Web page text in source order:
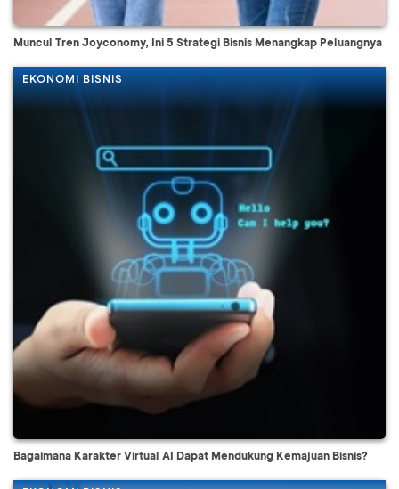
Muncul Tren Joyconomy, Ini 5 Strategi Bisnis Menangkap Peluangnya
EKONOMI BISNIS
Bagaimana Karakter Virtual AI Dapat Mendukung Kemajuan Bisnis?